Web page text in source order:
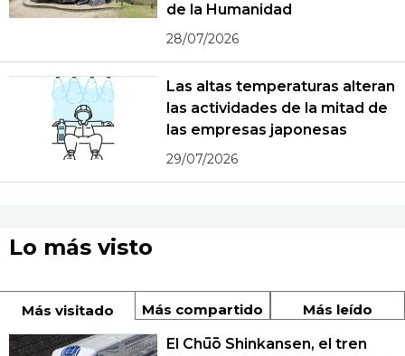
de la Humanidad
28/07/2026
Las altas temperaturas alteran
las actividades de la mitad de
las empresas japonesas
29/07/2026
Lo más visto
Más visitado Más compartido Más leído
El Chūō Shinkansen, el tren